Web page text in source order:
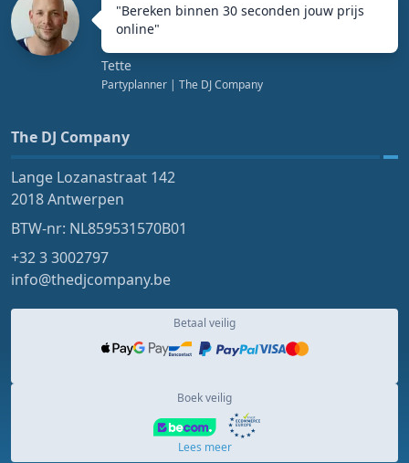
"Bereken binnen 30 seconden jouw prijs
online"
Tette
Partyplanner | The DJ Company
The DJ Company
Lange Lozanastraat 142
2018 Antwerpen
BTW-nr: NL859531570B01
+32 3 3002797
info@thedjcompany.be
Betaal veilig
Boek veilig
Lees meer